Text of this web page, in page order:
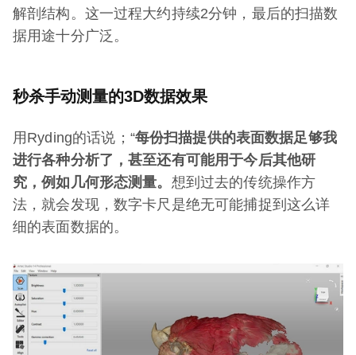
解剖结构。这一过程大约持续2分钟，最后的扫描数
据用途十分广泛。
秒杀手动测量的3D数据效果
用Ryding的话说；“每份扫描提供的表面数据足够我
进行各种分析了，甚至还有可能用于今后其他研
究，例如几何形态测量。 想到过去的传统操作方
法，就会发现，数字卡尺是绝无可能捕捉到这么详
细的表面数据的。